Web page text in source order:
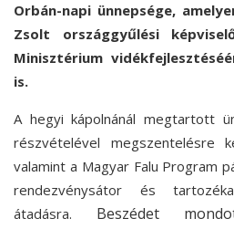
Orbán-napi ünnepsége,
Zsolt országgyűlési
Minisztérium
is.
A hegyi kápolnánál megtartott
részvételével megszentelésre
valamint a Magyar Falu Program
rendezvénysátor és
átadásra. Beszédet